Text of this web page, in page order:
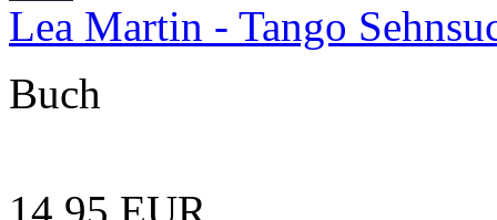
Lea Martin - Tango
Buch
14,95 EUR